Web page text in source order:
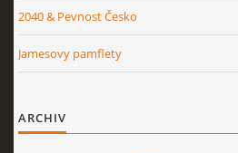
2040 & Pevnost Česko
Jamesovy pamflety
ARCHIV